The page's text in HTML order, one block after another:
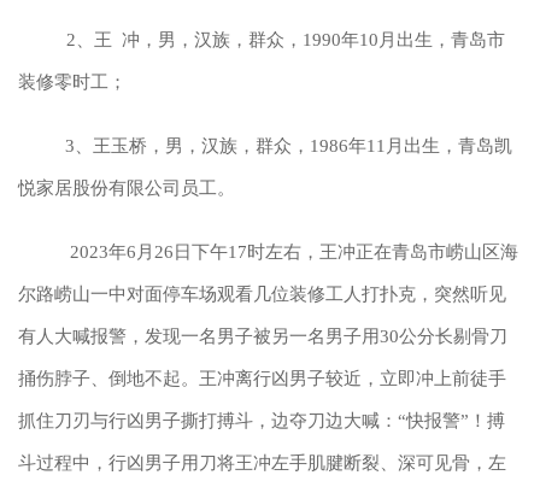
2、王 冲，男，汉族，群众，1990年10月出生，青岛市
装修零时工；
3、王玉桥，男，汉族，群众，1986年11月出生，青岛凯
悦家居股份有限公司员工。
2023年6月26日下午17时左右，王冲正在青岛市崂山区海
尔路崂山一中对面停车场观看几位装修工人打扑克，突然听见
有人大喊报警，发现一名男子被另一名男子用30公分长剔骨刀
捅伤脖子、倒地不起。王冲离行凶男子较近，立即冲上前徒手
抓住刀刃与行凶男子撕打搏斗，边夺刀边大喊：“快报警”！搏
斗过程中，行凶男子用刀将王冲左手肌腱断裂、深可见骨，左